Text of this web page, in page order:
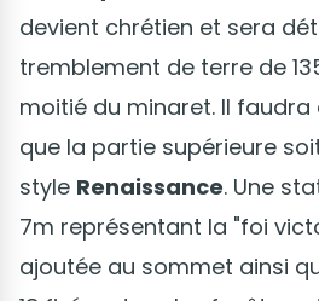
devient chrétien et sera
tremblement de terre de
moitié du minaret. Il faudra
que la partie supérieure
style Renaissance. Une
7m représentant la "foi
ajoutée au sommet ainsi